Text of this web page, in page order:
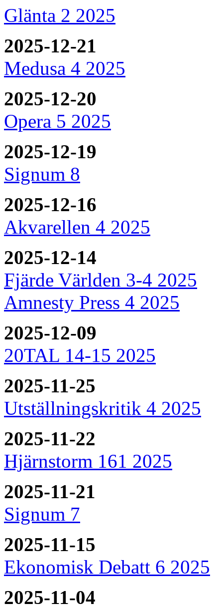
Glänta 2 2025
2025-12-21
Medusa 4 2025
2025-12-20
Opera 5 2025
2025-12-19
Signum 8
2025-12-16
Akvarellen 4 2025
2025-12-14
Fjärde Världen 3-4 2025
Amnesty Press 4 2025
2025-12-09
20TAL 14-15 2025
2025-11-25
Utställningskritik 4 2025
2025-11-22
Hjärnstorm 161 2025
2025-11-21
Signum 7
2025-11-15
Ekonomisk Debatt 6 2025
2025-11-04